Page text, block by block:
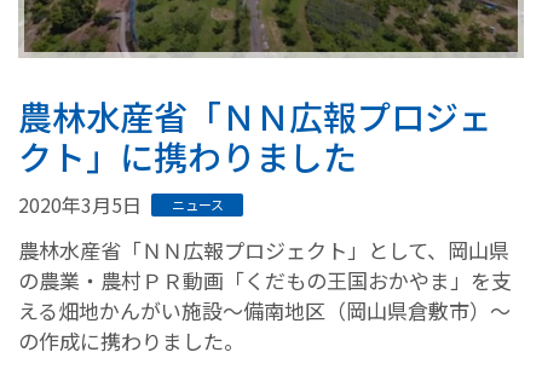
農林水産省「ＮＮ広報プロジェ
クト」に携わりました
2020年3月5日 ニュース
農林水産省「ＮＮ広報プロジェクト」として、岡山県
の農業・農村ＰＲ動画「くだもの王国おかやま」を支
える畑地かんがい施設～備南地区（岡山県倉敷市）～
の作成に携わりました。